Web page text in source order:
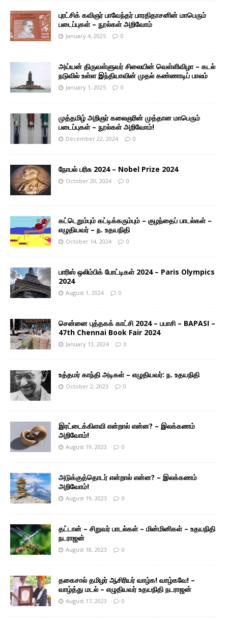
புரட்சிக் கவிஞர் பாவேந்தர் பாரதிதாசனின் மாபெரும்
படைப்புகள் – நூல்கள் அறிவோம்
January 4, 2025 0
அய்யன் திருவள்ளுவர் சிலையின் வெள்ளிவிழா – கடல்
நடுவில் உள்ள இந்தியாவின் முதல் கண்ணாடிப் பாலம்
January 1, 2025 0
முத்தமிழ் அறிஞர் கலைஞரின் முத்தான மாபெரும்
படைப்புகள் – நூல்கள் அறிவோம்!
December 22, 2024 0
நோபல் பரிசு 2024 – Nobel Prize 2024
October 20, 2024 0
கட்டெறும்பும் கட்டிக்கரும்பும் – குழந்தைப் பாடல்கள் –
எழுதியவர் – ந. உதயநிதி
October 14, 2024 0
பாரிஸ் ஒலிம்பிக் போட்டிகள் 2024 – Paris Olympics
2024
August 1, 2024 0
சென்னை புத்தகக் காட்சி 2024 – பபாசி – BAPASI –
47th Chennai Book Fair 2024
January 13, 2024 0
உத்தமர் காந்தி அடிகள் – எழுதியவர்: ந. உதயநிதி
October 2, 2023 0
இரட்டைக்கிளவி என்றால் என்ன? – இலக்கணம்
அறிவோம்!
August 19, 2023 0
அடுக்குத்தொடர் என்றால் என்ன? – இலக்கணம்
அறிவோம்!
August 19, 2023 0
தட்டான் – சிறுவர் பாடல்கள் – மின்மினிகள் – உதயநிதி
நடராஜன்
August 18, 2023 0
தகைசால் தமிழர் ஆசிரியர் வாழ்க! வாழ்கவே! –
வாழ்த்து மடல் – எழுதியவர் உதயநிதி நடராஜன்
August 17, 2023 0